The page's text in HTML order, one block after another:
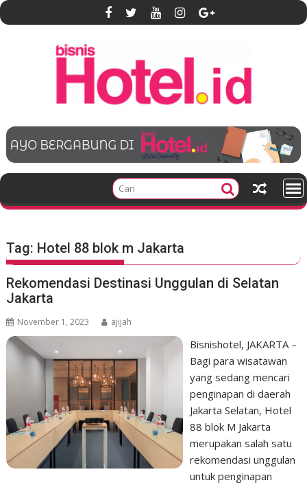
S
k
e
t
Tag: Hotel 88 blok m Jakarta
Rekomendasi Destinasi Unggulan di Selatan
Jakarta
November 1, 2023 ajijah
Bisnishotel, JAKARTA –
Bagi para wisatawan
yang sedang mencari
penginapan di daerah
Jakarta Selatan, Hotel
88 blok M Jakarta
merupakan salah satu
rekomendasi unggulan
untuk penginapan